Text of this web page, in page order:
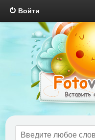
Войти